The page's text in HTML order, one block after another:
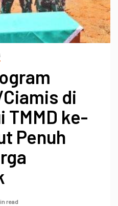
di
TMMD ke-
Penuh
read